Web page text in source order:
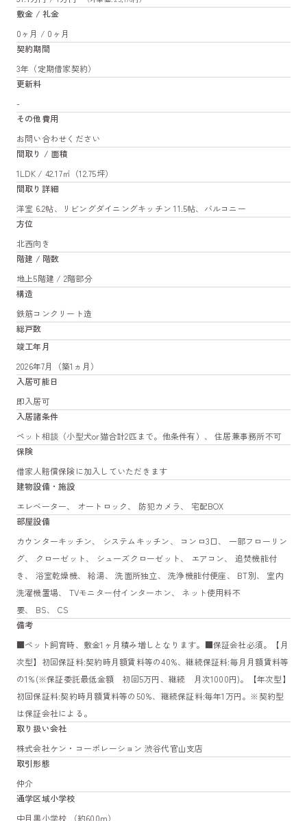
敷金 / 礼金
0ヶ月 / 0ヶ月
契約期間
3年（定期借家契約）
更新料
-
その他費用
お問い合わせください
間取り / 面積
1LDK / 42.17㎡（12.75坪）
間取り詳細
洋室 6.2帖、リビングダイニングキッチン 11.5帖、バルコニー
方位
北西向き
階建 / 階数
地上5階建 / 2階部分
構造
鉄筋コンクリート造
総戸数
竣工年月
2026年7月（築1ヵ月）
入居可能日
即入居可
入居諸条件
ペット相談（小型犬or猫合計2匹まで。他条件有）、 住居兼事務所不可
保険
借家人賠償保険に加入していただきます
建物設備・施設
エレベーター、 オートロック、 防犯カメラ、 宅配BOX
部屋設備
カウンターキッチン、 システムキッチン、 コンロ3口、 一部フローリン
グ、 クローゼット、 シューズクローゼット、 エアコン、 追焚機能付
き、 浴室乾燥機、 給湯、 洗面所独立、 洗浄機能付便座、 BT別、 室内
洗濯機置場、 TVモニター付インターホン、 ネット使用料不
要、 BS、 CS
備考
■ペット飼育時、敷金1ヶ月積み増しとなります。■保証会社必須。【月
次型】初回保証料:契約時月額賃料等の40%、継続保証料:毎月月額賃料等
の1%(※保証委託最低金額 初回5万円、継続 月次1000円)。【年次型】
初回保証料:契約時月額賃料等の50%、継続保証料:毎年1万円。※契約型
は保証会社による。
取り扱い会社
株式会社ケン・コーポレーション 渋谷代官山支店
取引形態
仲介
通学区域小学校
中目黒小学校 （約600m）